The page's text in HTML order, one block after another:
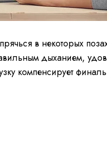
в некоторых
дыханием,
компенсирует